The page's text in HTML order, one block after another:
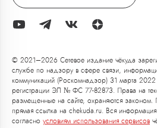
© 2021–2026 Сетевое издание чёкуда
службе по надзору в сфере связи,
коммуникаций (Роскомнадзор) 31 марта 2022
регистрации ЭЛ № ФС 77-82873. Права на
размещенные на сайте, охраняются законом.
прямая ссылка на chekuda.ru. Вся
согласно условиям использования сервисов